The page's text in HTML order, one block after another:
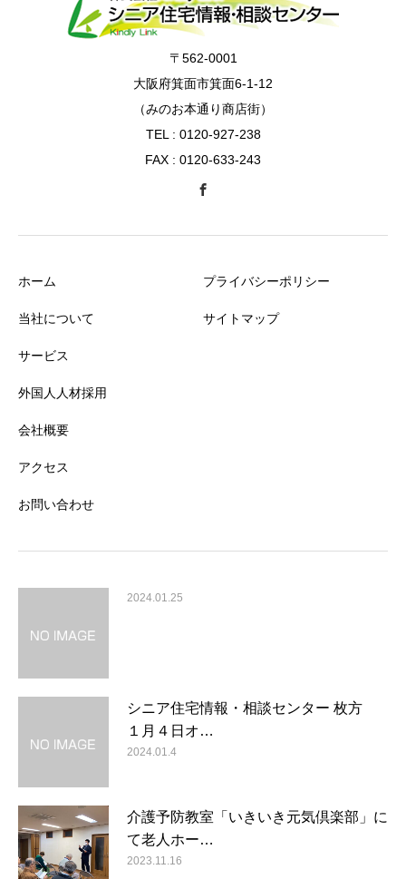
〒562-0001
大阪府箕面市箕面6-1-12
（みのお本通り商店街）
TEL : 0120-927-238
FAX : 0120-633-243
ホーム
当社について
サービス
外国人人材採用
会社概要
アクセス
お問い合わせ
プライバシーポリシー
サイトマップ
2024.01.25
シニア住宅情報・相談センター 枚方
１月４日オ…
2024.01.4
介護予防教室「いきいき元気倶楽部」に
て老人ホー…
2023.11.16